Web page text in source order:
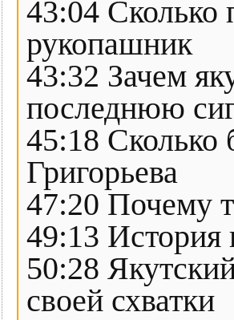
43:04 Сколько
рукопашник
43:32 Зачем
последнюю
45:18
Григорьева
47:20 Почему
49:13 История
50:28
своей схватки